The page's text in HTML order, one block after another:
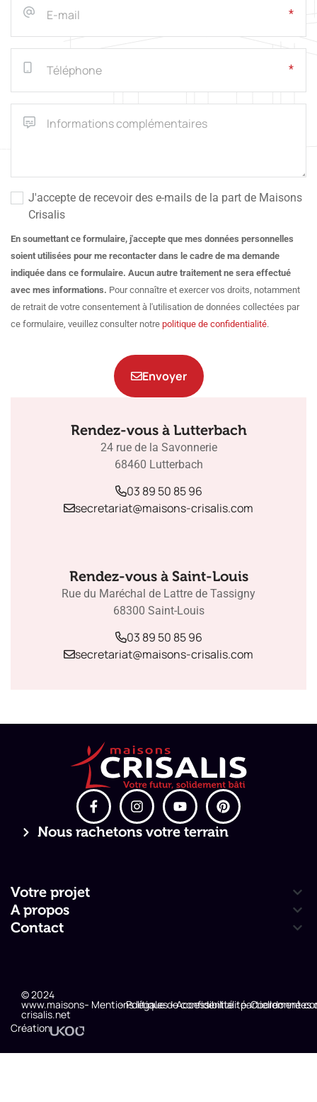
J'accepte de recevoir des e-mails de la part de Maisons
Crisalis
En soumettant ce formulaire, j'accepte que mes données personnelles
soient utilisées pour me recontacter dans le cadre de ma demande
indiquée dans ce formulaire. Aucun autre traitement ne sera effectué
avec mes informations. Pour connaître et exercer vos droits, notamment
de retrait de votre consentement à l'utilisation de données collectées par
ce formulaire, veuillez consulter notre politique de confidentialité.
Envoyer
Rendez-vous à Lutterbach
24 rue de la Savonnerie
68460 Lutterbach
03 89 50 85 96
secretariat@maisons-crisalis.com
Rendez-vous à Saint-Louis
Rue du Maréchal de Lattre de Tassigny
68300 Saint-Louis
03 89 50 85 96
secretariat@maisons-crisalis.com
Nous rachetons votre terrain
Votre projet
A propos
Contact
© 2024
www.maisons-
crisalis.net
- Mentions légales
- Politique de confidentialité
- Accessibilité : partiellement
- Coordonnées
Création